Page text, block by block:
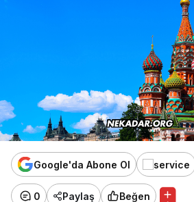
Google'da Abone Ol
0 Paylaş Beğen